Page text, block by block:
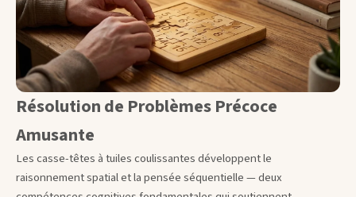
Résolution de Problèmes Précoce
Amusante
Les casse-têtes à tuiles coulissantes développent le
raisonnement spatial et la pensée séquentielle — deux